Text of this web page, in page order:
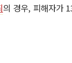
의 경우, 피해자가